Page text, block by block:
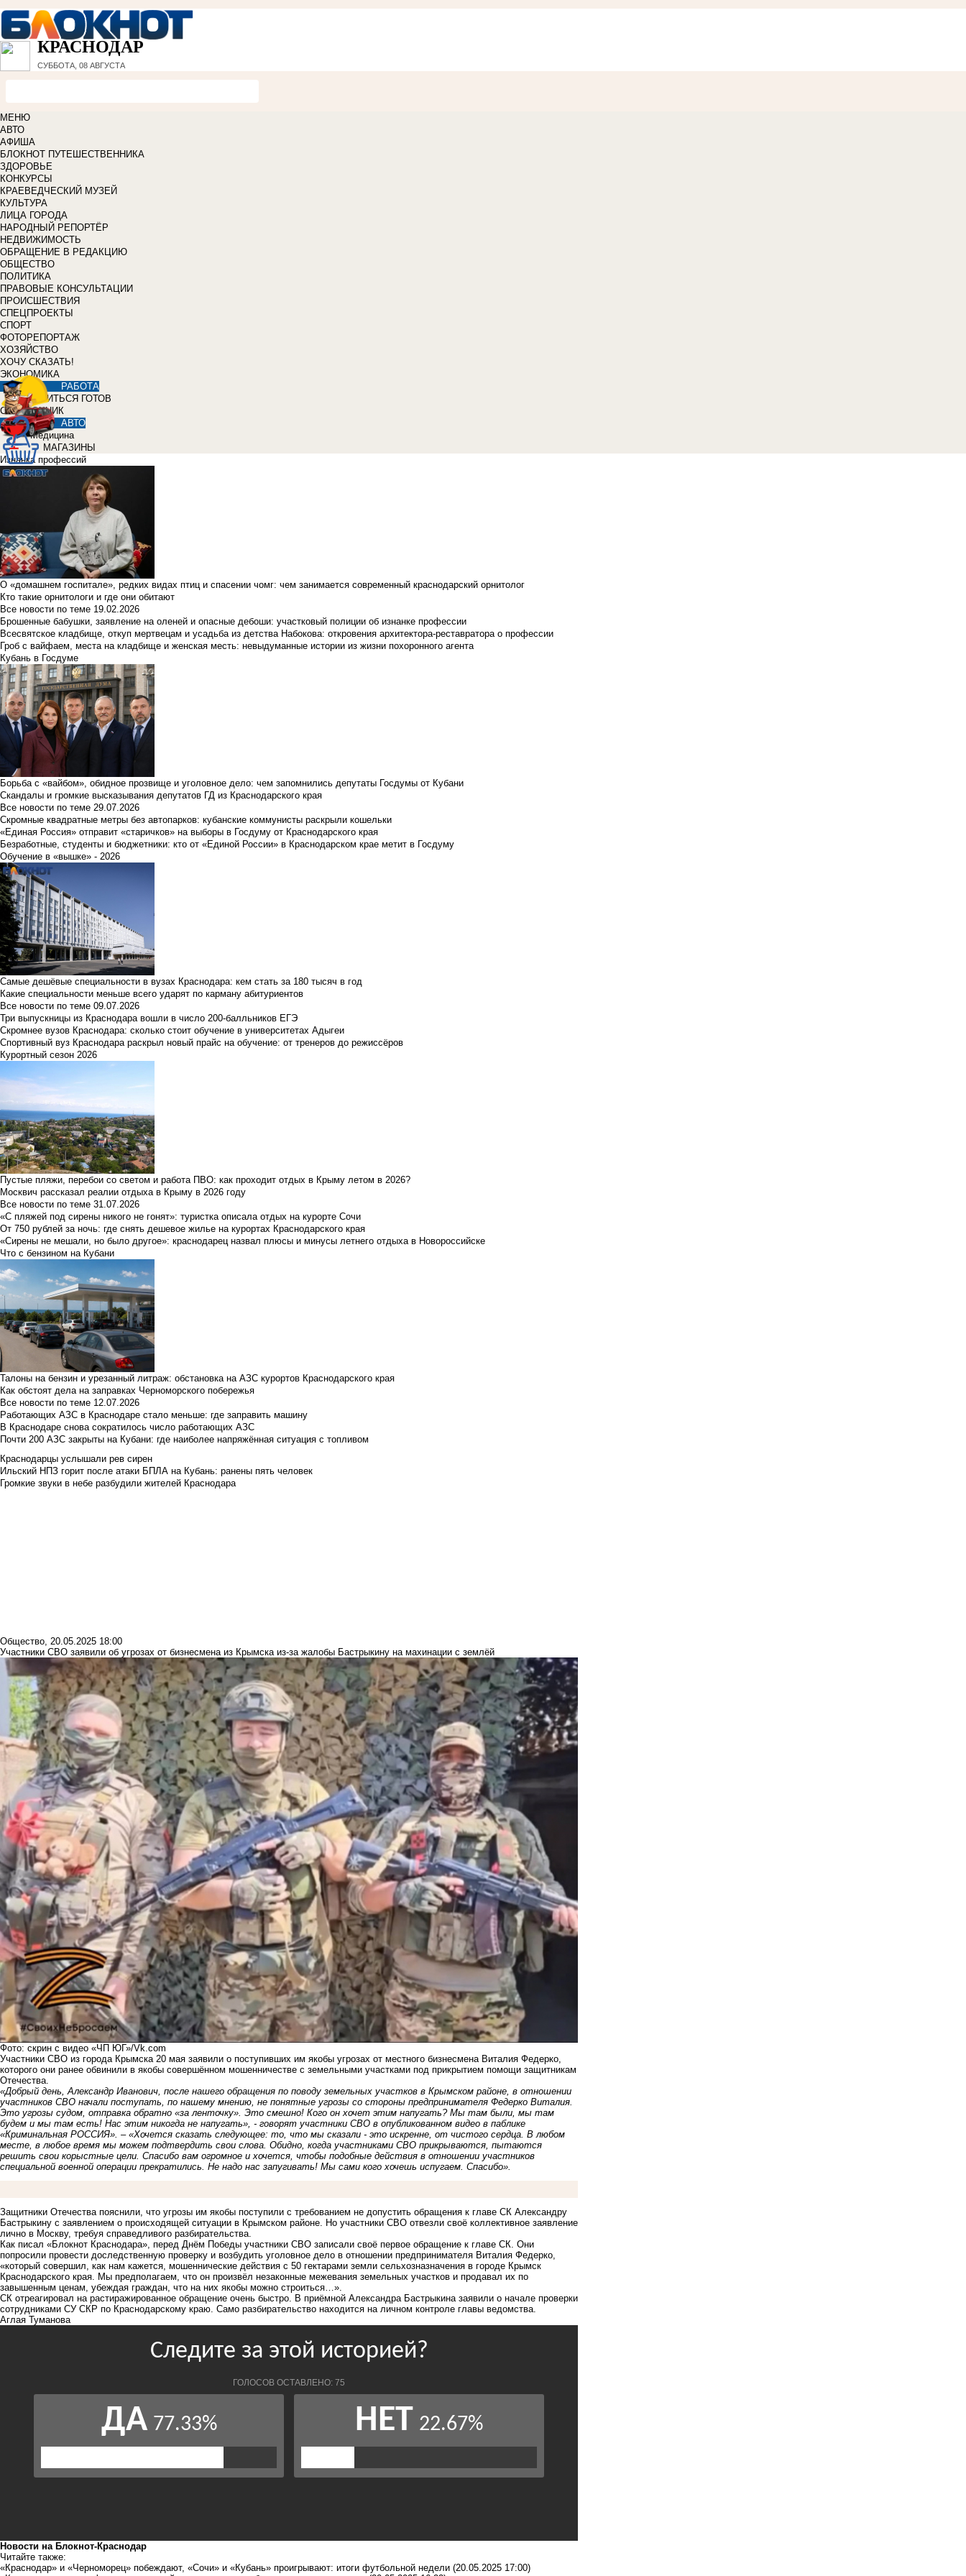
КРАСНОДАР
СУББОТА, 08 АВГУСТА
МЕНЮ
АВТО
АФИША
БЛОКНОТ ПУТЕШЕСТВЕННИКА
ЗДОРОВЬЕ
КОНКУРСЫ
КРАЕВЕДЧЕСКИЙ МУЗЕЙ
КУЛЬТУРА
ЛИЦА ГОРОДА
НАРОДНЫЙ РЕПОРТЁР
НЕДВИЖИМОСТЬ
ОБРАЩЕНИЕ В РЕДАКЦИЮ
ОБЩЕСТВО
ПОЛИТИКА
ПРАВОВЫЕ КОНСУЛЬТАЦИИ
ПРОИСШЕСТВИЯ
СПЕЦПРОЕКТЫ
СПОРТ
ФОТОРЕПОРТАЖ
ХОЗЯЙСТВО
ХОЧУ СКАЗАТЬ!
ЭКОНОМИКА
РАБОТА
УЧИТЬСЯ ГОТОВ
СПРАВОЧНИК
АВТО
Медицина
МАГАЗИНЫ
Изнанка профессий
О «домашнем госпитале», редких видах птиц и спасении чомг: чем занимается современный краснодарский орнитолог
Кто такие орнитологи и где они обитают
Все новости по теме 19.02.2026
Брошенные бабушки, заявление на оленей и опасные дебоши: участковый полиции об изнанке профессии
Всесвятское кладбище, откуп мертвецам и усадьба из детства Набокова: откровения архитектора-реставратора о профессии
Гроб с вайфаем, места на кладбище и женская месть: невыдуманные истории из жизни похоронного агента
Кубань в Госдуме
Борьба с «вайбом», обидное прозвище и уголовное дело: чем запомнились депутаты Госдумы от Кубани
Скандалы и громкие высказывания депутатов ГД из Краснодарского края
Все новости по теме 29.07.2026
Скромные квадратные метры без автопарков: кубанские коммунисты раскрыли кошельки
«Единая Россия» отправит «старичков» на выборы в Госдуму от Краснодарского края
Безработные, студенты и бюджетники: кто от «Единой России» в Краснодарском крае метит в Госдуму
Обучение в «вышке» - 2026
Самые дешёвые специальности в вузах Краснодара: кем стать за 180 тысяч в год
Какие специальности меньше всего ударят по карману абитуриентов
Все новости по теме 09.07.2026
Три выпускницы из Краснодара вошли в число 200-балльников ЕГЭ
Скромнее вузов Краснодара: сколько стоит обучение в университетах Адыгеи
Спортивный вуз Краснодара раскрыл новый прайс на обучение: от тренеров до режиссёров
Курортный сезон 2026
Пустые пляжи, перебои со светом и работа ПВО: как проходит отдых в Крыму летом в 2026?
Москвич рассказал реалии отдыха в Крыму в 2026 году
Все новости по теме 31.07.2026
«С пляжей под сирены никого не гонят»: туристка описала отдых на курорте Сочи
От 750 рублей за ночь: где снять дешевое жилье на курортах Краснодарского края
«Сирены не мешали, но было другое»: краснодарец назвал плюсы и минусы летнего отдыха в Новороссийске
Что с бензином на Кубани
Талоны на бензин и урезанный литраж: обстановка на АЗС курортов Краснодарского края
Как обстоят дела на заправках Черноморского побережья
Все новости по теме 12.07.2026
Работающих АЗС в Краснодаре стало меньше: где заправить машину
В Краснодаре снова сократилось число работающих АЗС
Почти 200 АЗС закрыты на Кубани: где наиболее напряжённая ситуация с топливом
Краснодарцы услышали рев сирен
Ильский НПЗ горит после атаки БПЛА на Кубань: ранены пять человек
Громкие звуки в небе разбудили жителей Краснодара
Общество, 20.05.2025 18:00
Участники СВО заявили об угрозах от бизнесмена из Крымска из-за жалобы Бастрыкину на махинации с землёй
Фото: скрин с видео «ЧП ЮГ»/Vk.com
Участники СВО из города Крымска 20 мая заявили о поступивших им якобы угрозах от местного бизнесмена Виталия Федерко,
которого они ранее обвинили в якобы совершённом мошенничестве с земельными участками под прикрытием помощи защитникам
Отечества.
«Добрый день, Александр Иванович, после нашего обращения по поводу земельных участков в Крымском районе, в отношении
участников СВО начали поступать, по нашему мнению, не понятные угрозы со стороны предпринимателя Федерко Виталия.
Это угрозы судом, отправка обратно «за ленточку». Это смешно! Кого он хочет этим напугать? Мы там были, мы там
будем и мы там есть! Нас этим никогда не напугать», - говорят участники СВО в опубликованном видео в паблике
«Криминальная РОССИЯ». – «Хочется сказать следующее: то, что мы сказали - это искренне, от чистого сердца. В любом
месте, в любое время мы можем подтвердить свои слова. Обидно, когда участниками СВО прикрываются, пытаются
решить свои корыстные цели. Спасибо вам огромное и хочется, чтобы подобные действия в отношении участников
специальной военной операции прекратились. Не надо нас запугивать! Мы сами кого хочешь испугаем. Спасибо».
Защитники Отечества пояснили, что угрозы им якобы поступили с требованием не допустить обращения к главе СК Александру
Бастрыкину с заявлением о происходящей ситуации в Крымском районе. Но участники СВО отвезли своё коллективное заявление
лично в Москву, требуя справедливого разбирательства.
Как писал «Блокнот Краснодара», перед Днём Победы участники СВО записали своё первое обращение к главе СК. Они
попросили провести доследственную проверку и возбудить уголовное дело в отношении предпринимателя Виталия Федерко,
«который совершил, как нам кажется, мошеннические действия с 50 гектарами земли сельхозназначения в городе Крымск
Краснодарского края. Мы предполагаем, что он произвёл незаконные межевания земельных участков и продавал их по
завышенным ценам, убеждая граждан, что на них якобы можно строиться…».
СК отреагировал на растиражированное обращение очень быстро. В приёмной Александра Бастрыкина заявили о начале проверки
сотрудниками СУ СКР по Краснодарскому краю. Само разбирательство находится на личном контроле главы ведомства.
Аглая Туманова
Новости на Блoкнoт-Краснодар
Читайте также:
«Краснодар» и «Черноморец» побеждают, «Сочи» и «Кубань» проигрывают: итоги футбольной недели (20.05.2025 17:00)